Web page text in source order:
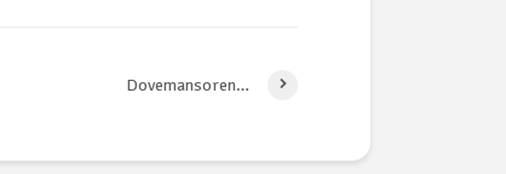
Dovemansoren…